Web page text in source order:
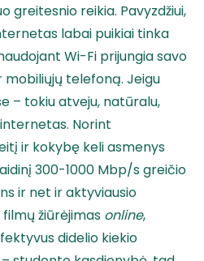
greitesnio reikia. Pavyzdžiui,
labai puikiai tinka
Wi-Fi prijungia savo
telefoną. Jeigu
– tokiu atveju, natūralu,
Norint
ir kokybę keli asmenys
300-1000 Mbp/s greičio
ir net ir aktyviausio
žiūrėjimas online,
didelio kiekio